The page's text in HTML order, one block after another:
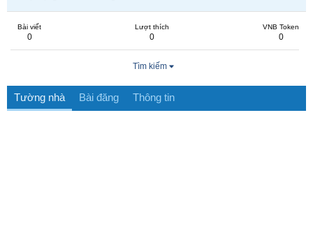
Bài viết
0
Lượt thích
0
VNB Token
0
Tìm kiếm
Tường nhà Bài đăng Thông tin